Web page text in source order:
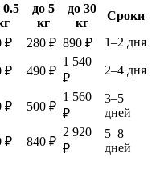
0.5
до 5
кг
до 30
кг
Сроки
₽ 280 ₽ 890 ₽ 1–2 дня
₽ 490 ₽
1 540
₽
2–4 дня
₽ 500 ₽
1 560
₽
3–5
дней
₽ 840 ₽
2 920
₽
5–8
дней